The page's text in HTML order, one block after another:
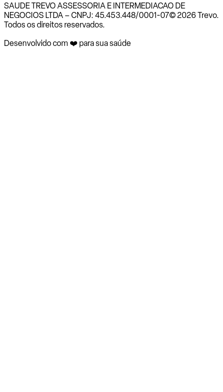
SAUDE TREVO ASSESSORIA E INTERMEDIACAO DE
NEGOCIOS LTDA – CNPJ: 45.453.448/0001-07© 2026 Trevo.
Todos os direitos reservados.
Desenvolvido com ❤️ para sua saúde